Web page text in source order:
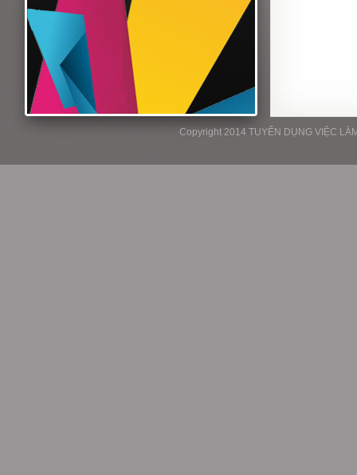
Copyright 2014 TUYỂN DỤNG VIỆC